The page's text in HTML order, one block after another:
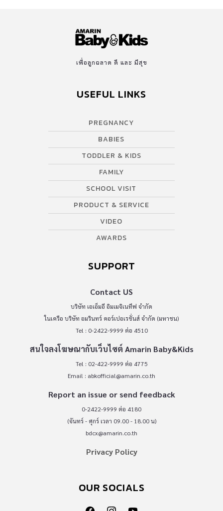
เพื่อลูกฉลาด ดี และ มีสุข
USEFUL LINKS
PREGNANCY
BABIES
TODDLER & KIDS
FAMILY
SCHOOL VISIT
PRODUCT & SERVICE
VIDEO
AWARDS
SUPPORT
Contact US
บริษัท เอเอ็มอี อิมเมจิเนทีฟ จำกัด
ในเครือ บริษัท อมรินทร์ คอร์เปอเรชั่นส์ จำกัด (มหาชน)
Tel : 0-2422-9999 ต่อ 4510
สนใจลงโฆษณากับเว็บไซต์ Amarin Baby&Kids
Tel : 02-422-9999 ต่อ 4775
Email : abkofficial@amarin.co.th
Report an issue or send feedback
0-2422-9999 ต่อ 4180
(จันทร์ - ศุกร์ เวลา 09.00 - 18.00 น)
bdcx@amarin.co.th
Privacy Policy
OUR SOCIALS